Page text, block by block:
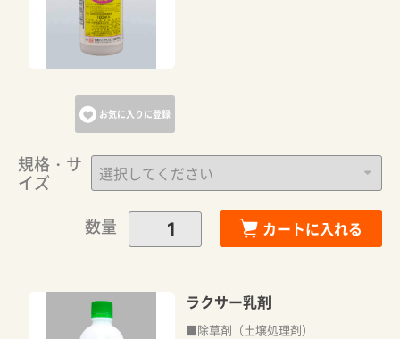
お気に入りに登録
規格・サ
イズ
数量
カートに入れる
ラクサー乳剤
■除草剤（土壌処理剤）